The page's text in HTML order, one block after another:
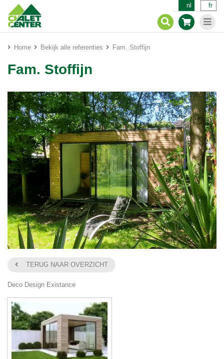
nl fr
Home Bekijk alle referenties Fam. Stoffijn
Fam. Stoffijn
TERUG NAAR OVERZICHT
Deco Design Existance